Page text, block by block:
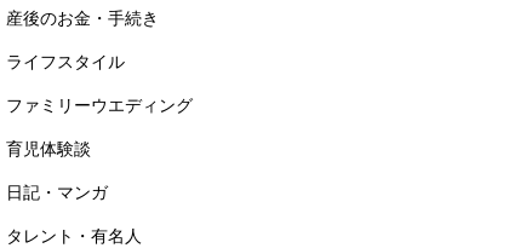
産後のお金・手続き
ライフスタイル
ファミリーウエディング
育児体験談
日記・マンガ
タレント・有名人